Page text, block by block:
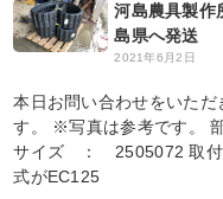
河島農具製作
島県へ発送
2021年6月2日
本日お問い合わせをいた
す。 ※写真は参考です。
サイズ ： 2505072 取付
式がEC125